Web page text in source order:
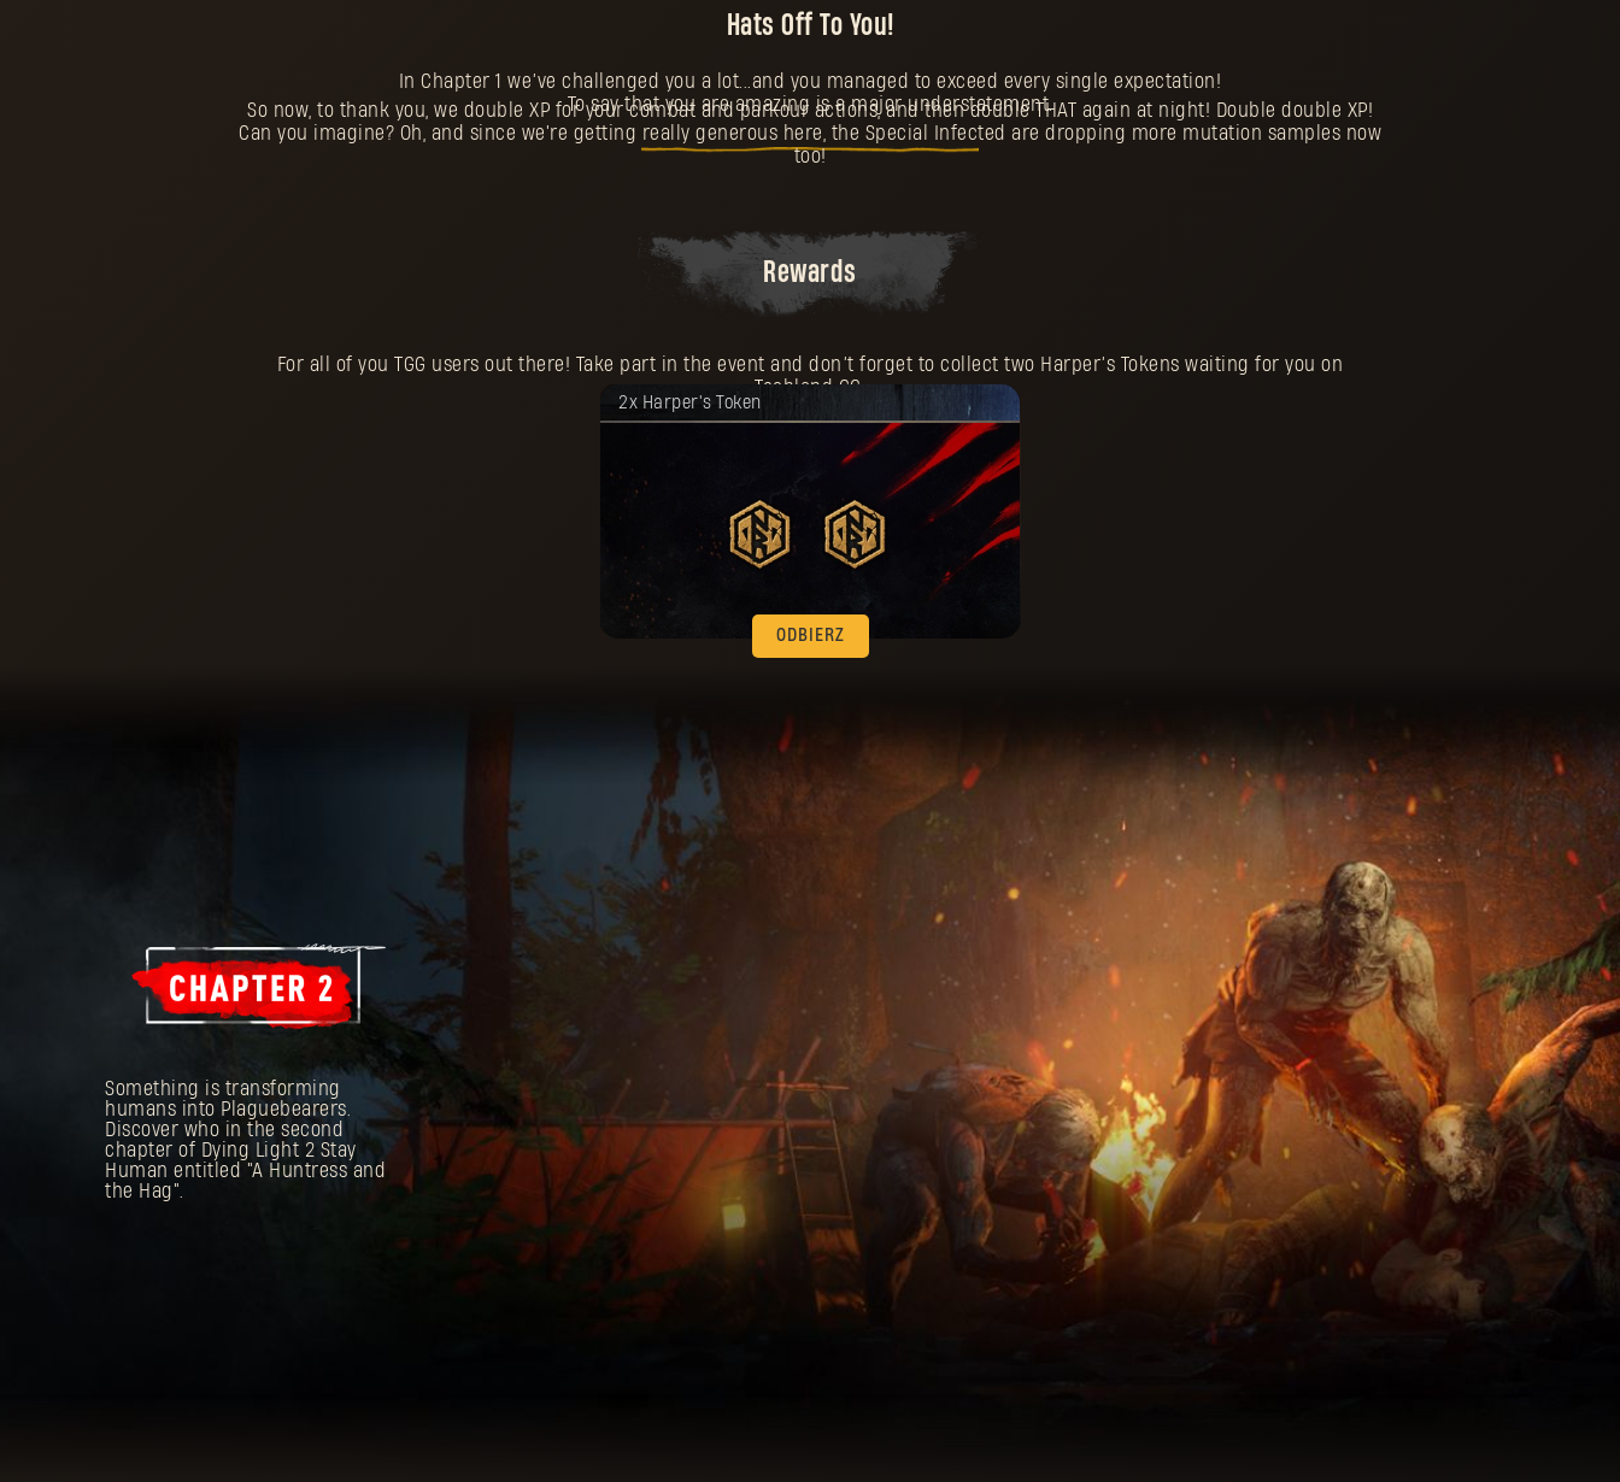
Hats Off To You!
In Chapter 1 we’ve challenged you a lot...and you managed to exceed every single expectation!
To say that you are amazing is a major understatement.
So now, to thank you, we double XP for your combat and parkour actions, and then double THAT again at night! Double double XP!
Can you imagine? Oh, and since we're getting really generous here, the Special Infected are dropping more mutation samples now
too!
Rewards
For all of you TGG users out there! Take part in the event and don’t forget to collect two Harper’s Tokens waiting for you on
Techland GG.
2x Harper's Token
ODBIERZ
Twoja nagroda została odblokowana.
Something is transforming
humans into Plaguebearers.
Discover who in the second
chapter of Dying Light 2 Stay
Human entitled "A Huntress and
the Hag".